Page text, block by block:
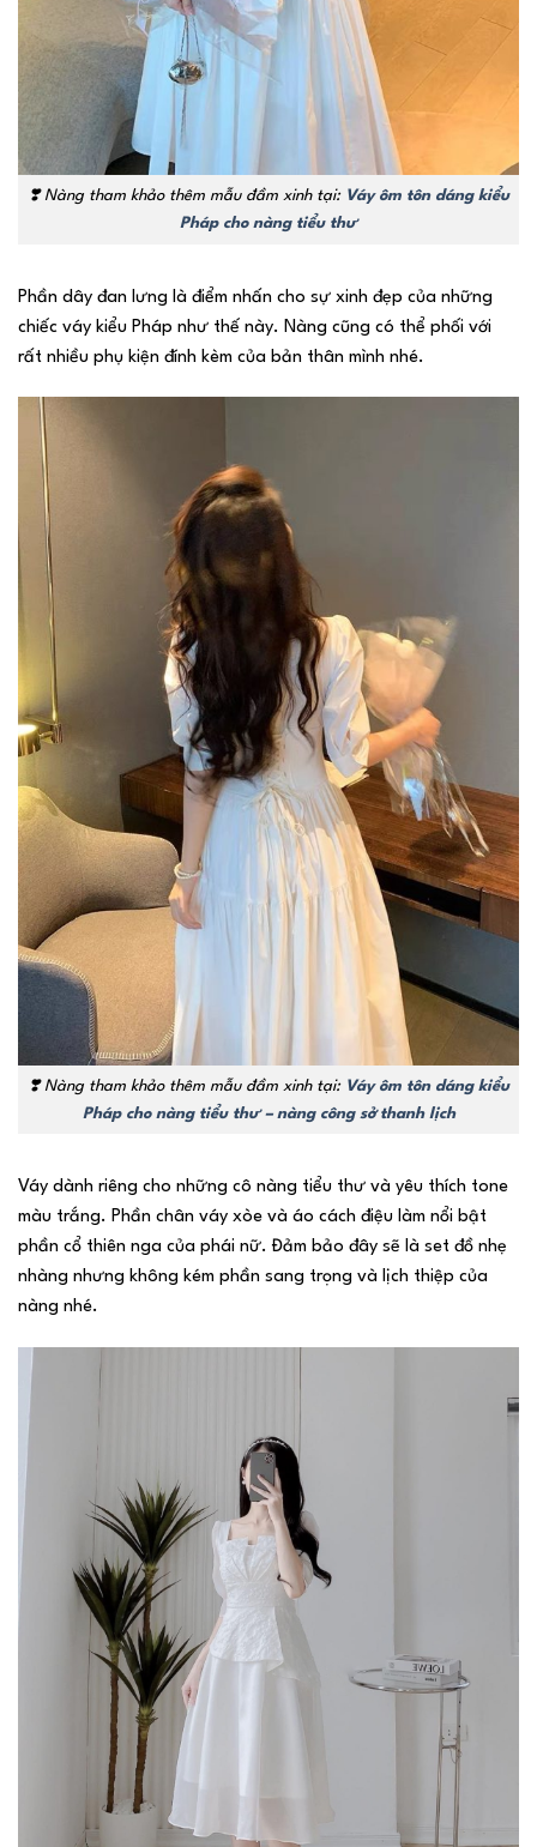
❣️Nàng tham khảo thêm mẫu đầm xinh tại: Váy ôm tôn dáng kiểu
Pháp cho nàng tiểu thư
Phần dây đan lưng là điểm nhấn cho sự xinh đẹp của những
chiếc váy kiểu Pháp như thế này. Nàng cũng có thể phối với
rất nhiều phụ kiện đính kèm của bản thân mình nhé.
❣️Nàng tham khảo thêm mẫu đầm xinh tại: Váy ôm tôn dáng kiểu
Pháp cho nàng tiểu thư – nàng công sở thanh lịch
Váy dành riêng cho những cô nàng tiểu thư và yêu thích tone
màu trắng. Phần chân váy xòe và áo cách điệu làm nổi bật
phần cổ thiên nga của phái nữ. Đảm bảo đây sẽ là set đồ nhẹ
nhàng nhưng không kém phần sang trọng và lịch thiệp của
nàng nhé.